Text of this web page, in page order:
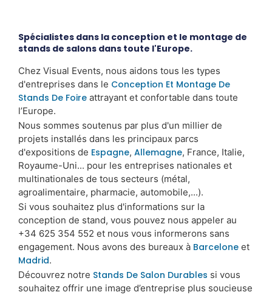
Spécialistes dans la conception et le montage de
stands de salons dans toute l'Europe.
Chez Visual Events, nous aidons tous les types
d'entreprises dans le Conception Et Montage De
Stands De Foire attrayant et confortable dans toute
l’Europe.
Nous sommes soutenus par plus d'un millier de
projets installés dans les principaux parcs
d'expositions de Espagne, Allemagne, France, Italie,
Royaume-Uni... pour les entreprises nationales et
multinationales de tous secteurs (métal,
agroalimentaire, pharmacie, automobile,...).
Si vous souhaitez plus d'informations sur la
conception de stand, vous pouvez nous appeler au
+34 625 354 552 et nous vous informerons sans
engagement. Nous avons des bureaux à Barcelone et
Madrid.
Découvrez notre Stands De Salon Durables si vous
souhaitez offrir une image d’entreprise plus soucieuse